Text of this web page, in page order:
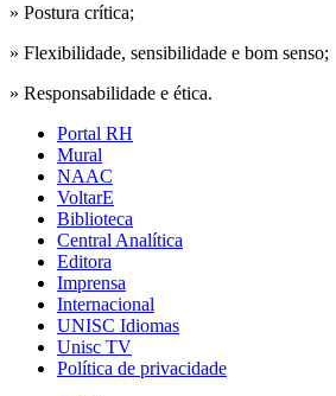
» Postura crítica;
» Flexibilidade, sensibilidade e bom senso;
» Responsabilidade e ética.
Portal RH
Mural
NAAC
VoltarE
Biblioteca
Central Analítica
Editora
Imprensa
Internacional
UNISC Idiomas
Unisc TV
Política de privacidade